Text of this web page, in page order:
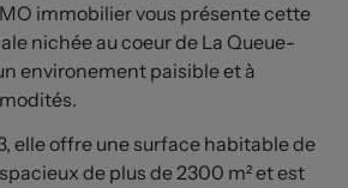
immobilier vous présente cette
nichée au coeur de La Queue-
environement paisible et à
elle offre une surface habitable de
de plus de 2300 m² et est